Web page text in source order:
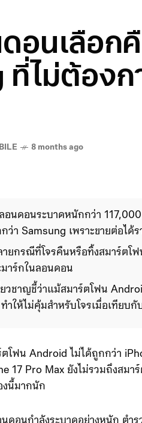
ดอนเลือก
ที่ไม่ต้องก
8 months ago
ลอนดอนระบาดหนักกว่า
ว่า Samsung เพราะขายต่อได้ร
ยกรณีที่โจรคืนหรือทิ้งสมาร์ตโ
าร์กในลอนดอน
ยวชาญชี้ว่าแม้สมาร์ตโฟน
ทำให้ไม่คุ้มสำหรับโจรเมื่อเทียบกั
ตโฟน Android ไม่ได้ถูกกว่า
17 Pro Max ยังไม่รวมถึงสม
งนี้มากนัก